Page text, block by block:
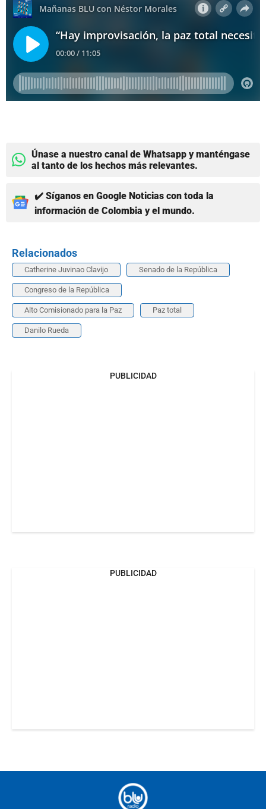
Únase a nuestro canal de Whatsapp y manténgase
al tanto de los hechos más relevantes.
✔️ Síganos en Google Noticias con toda la
información de Colombia y el mundo.
Relacionados
Catherine Juvinao Clavijo Senado de la República
Congreso de la República
Alto Comisionado para la Paz Paz total
Danilo Rueda
PUBLICIDAD
PUBLICIDAD